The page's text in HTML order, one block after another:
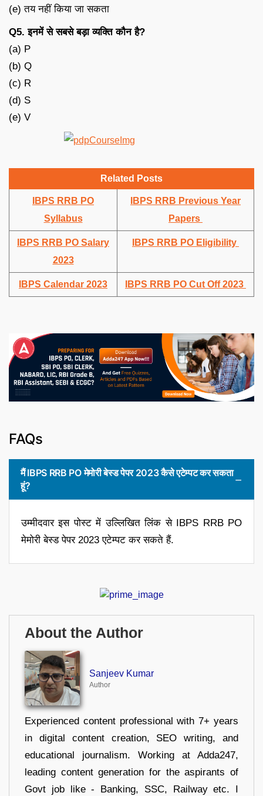
(e) तय नहीं किया जा सकता
Q5. इनमें से सबसे बड़ा व्यक्ति कौन है?
(a) P
(b) Q
(c) R
(d) S
(e) V
Related Posts
IBPS RRB PO
Syllabus
IBPS RRB Previous Year
Papers
IBPS RRB PO Salary
2023
IBPS RRB PO Eligibility
IBPS Calendar 2023 IBPS RRB PO Cut Off 2023
FAQs
मैं IBPS RRB PO मेमोरी बेस्ड पेपर 2023 कैसे एटेम्पट कर सकता
हूं?
उम्मीदवार इस पोस्ट में उल्लिखित लिंक से IBPS RRB PO
मेमोरी बेस्ड पेपर 2023 एटेम्पट कर सकते हैं.
About the Author
Sanjeev Kumar
Author
Experienced content professional with 7+ years
in digital content creation, SEO writing, and
educational journalism. Working at Adda247,
leading content generation for the aspirants of
Govt job like - Banking, SSC, Railway etc. I